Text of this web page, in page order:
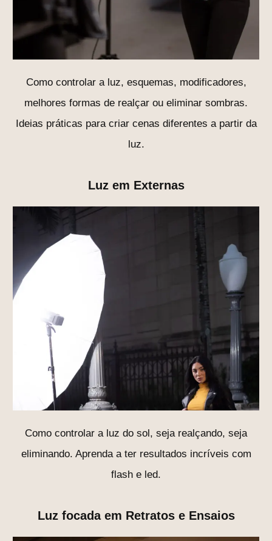
Como controlar a luz, esquemas, modificadores,
melhores formas de realçar ou eliminar sombras.
Ideias práticas para criar cenas diferentes a partir da
luz.
Luz em Externas
Como controlar a luz do sol, seja realçando, seja
eliminando. Aprenda a ter resultados incríveis com
flash e led.
Luz focada em Retratos e Ensaios